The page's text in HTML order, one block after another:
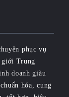
phục vụ
giới Trung
doanh giàu
hóa, cung